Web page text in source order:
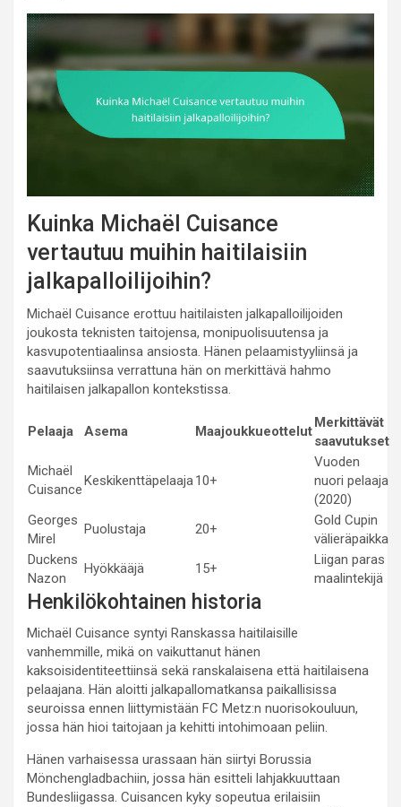
Kuinka Michaël Cuisance
vertautuu muihin haitilaisiin
jalkapalloilijoihin?
Michaël Cuisance erottuu haitilaisten jalkapalloilijoiden
joukosta teknisten taitojensa, monipuolisuutensa ja
kasvupotentiaalinsa ansiosta. Hänen pelaamistyyliinsä ja
saavutuksiinsa verrattuna hän on merkittävä hahmo
haitilaisen jalkapallon kontekstissa.
Pelaaja Asema Maajoukkueottelut
Merkittävät
saavutukset
Michaël
Cuisance
Keskikenttäpelaaja10+
Vuoden
nuori pelaaja
(2020)
Georges
Mirel
Puolustaja 20+
Gold Cupin
välieräpaikka
Duckens
Nazon
Hyökkääjä 15+
Liigan paras
maalintekijä
Henkilökohtainen historia
Michaël Cuisance syntyi Ranskassa haitilaisille
vanhemmille, mikä on vaikuttanut hänen
kaksoisidentiteettiinsä sekä ranskalaisena että haitilaisena
pelaajana. Hän aloitti jalkapallomatkansa paikallisissa
seuroissa ennen liittymistään FC Metz:n nuorisokouluun,
jossa hän hioi taitojaan ja kehitti intohimoaan peliin.
Hänen varhaisessa urassaan hän siirtyi Borussia
Mönchengladbachiin, jossa hän esitteli lahjakkuuttaan
Bundesliigassa. Cuisancen kyky sopeutua erilaisiin